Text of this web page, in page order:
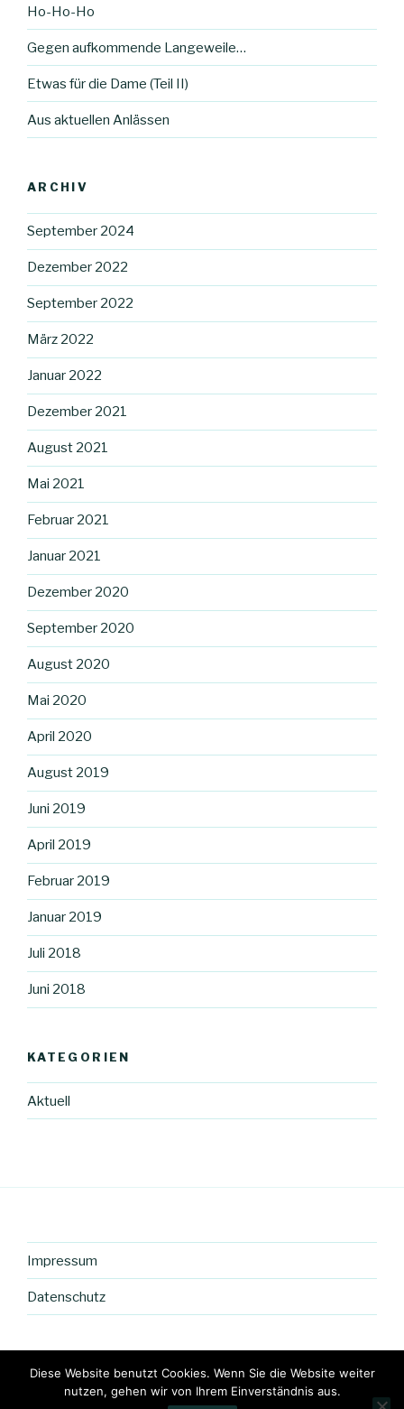
Ho-Ho-Ho
Gegen aufkommende Langeweile…
Etwas für die Dame (Teil II)
Aus aktuellen Anlässen
ARCHIV
September 2024
Dezember 2022
September 2022
März 2022
Januar 2022
Dezember 2021
August 2021
Mai 2021
Februar 2021
Januar 2021
Dezember 2020
September 2020
August 2020
Mai 2020
April 2020
August 2019
Juni 2019
April 2019
Februar 2019
Januar 2019
Juli 2018
Juni 2018
KATEGORIEN
Aktuell
Impressum
Datenschutz
facebook
E-
Diese Website benutzt Cookies. Wenn Sie die Website weiter
nutzen, gehen wir von Ihrem Einverständnis aus.